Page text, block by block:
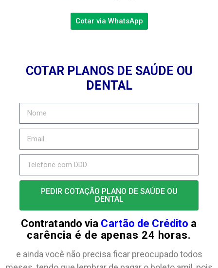
Cotar via WhatsApp
COTAR PLANOS DE SAÚDE OU
DENTAL
PEDIR COTAÇÃO PLANO DE SAÚDE OU
DENTAL
Contratando via Cartão de Crédito a
carência é de apenas 24 horas.
e ainda você não precisa ficar preocupado todos